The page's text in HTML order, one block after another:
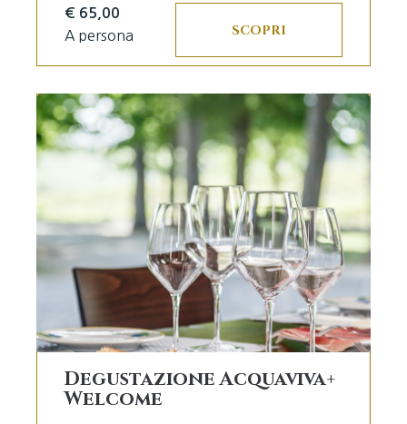
€ 65,00
A persona SCOPRI
Degustazione Acquaviva+
Welcome